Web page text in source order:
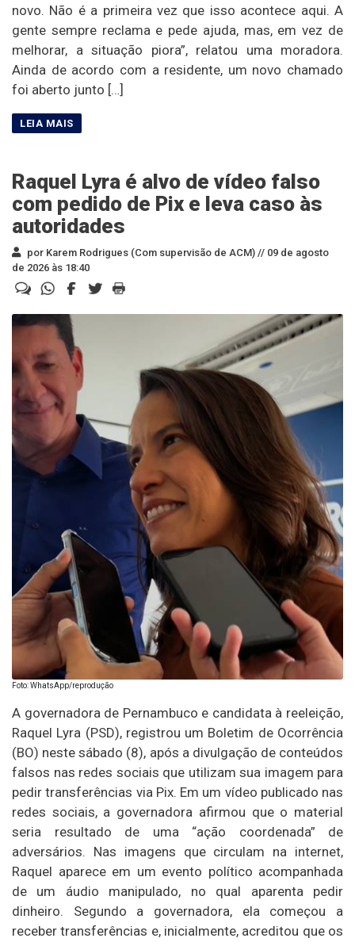
novo. Não é a primeira vez que isso acontece aqui. A
gente sempre reclama e pede ajuda, mas, em vez de
melhorar, a situação piora”, relatou uma moradora.
Ainda de acordo com a residente, um novo chamado
foi aberto junto […]
Raquel Lyra é alvo de vídeo falso
com pedido de Pix e leva caso às
autoridades
por Karem Rodrigues (Com supervisão de ACM) // 09 de agosto
de 2026 às 18:40
Foto: WhatsApp/reprodução
A governadora de Pernambuco e candidata à reeleição,
Raquel Lyra (PSD), registrou um Boletim de Ocorrência
(BO) neste sábado (8), após a divulgação de conteúdos
falsos nas redes sociais que utilizam sua imagem para
pedir transferências via Pix. Em um vídeo publicado nas
redes sociais, a governadora afirmou que o material
seria resultado de uma “ação coordenada” de
adversários. Nas imagens que circulam na internet,
Raquel aparece em um evento político acompanhada
de um áudio manipulado, no qual aparenta pedir
dinheiro. Segundo a governadora, ela começou a
receber transferências e, inicialmente, acreditou que os